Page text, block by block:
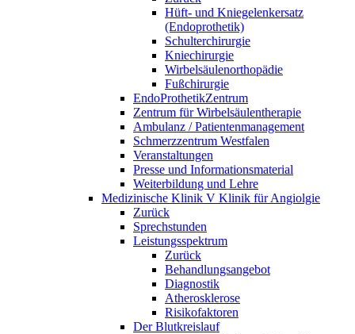
Hüft- und Kniegelenkersatz
(Endoprothetik)
Schulterchirurgie
Kniechirurgie
Wirbelsäulenorthopädie
Fußchirurgie
EndoProthetikZentrum
Zentrum für Wirbelsäulentherapie
Ambulanz / Patientenmanagement
Schmerzzentrum Westfalen
Veranstaltungen
Presse und Informationsmaterial
Weiterbildung und Lehre
Medizinische Klinik V Klinik für Angiolgie
Zurück
Sprechstunden
Leistungsspektrum
Zurück
Behandlungsangebot
Diagnostik
Atherosklerose
Risikofaktoren
Der Blutkreislauf